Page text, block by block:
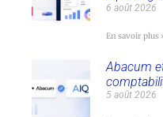
6 août 2026
En savoir plus
Abacum
5 août 2026